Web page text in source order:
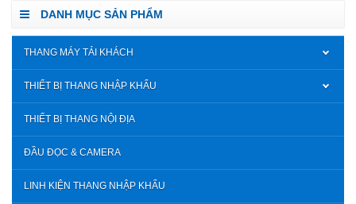
DANH MỤC SẢN PHẨM
THANG MÁY TẢI KHÁCH
THIẾT BỊ THANG NHẬP KHẨU
THIẾT BỊ THANG NỘI ĐỊA
ĐẦU ĐỌC & CAMERA
LINH KIỆN THANG NHẬP KHẨU